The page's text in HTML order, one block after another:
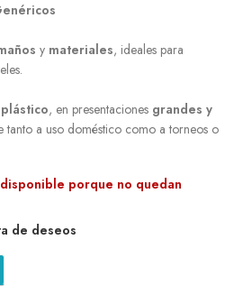
y materiales, ideales para
plástico, en presentaciones grandes y
tanto a uso doméstico como a torneos o
porque no quedan
de deseos